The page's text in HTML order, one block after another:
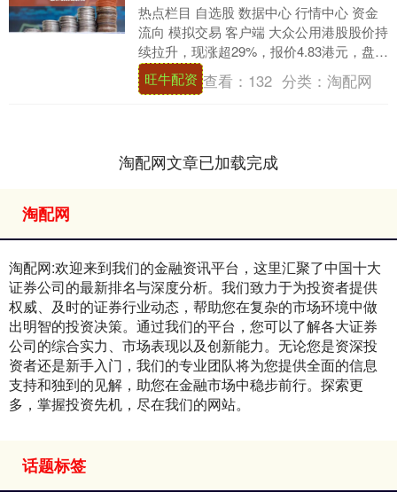
热点栏目 自选股 数据中心 行情中心 资金
流向 模拟交易 客户端 大众公用港股股价持
续拉升，现涨超29%，报价4.83港元，盘中
最高见4.86港元，创历史新高。....
旺牛配资 查看： 132 分类：淘配网
淘配网文章已加载完成
淘配网
淘配网:欢迎来到我们的金融资讯平台，这里汇聚了中国十大
证券公司的最新排名与深度分析。我们致力于为投资者提供
权威、及时的证券行业动态，帮助您在复杂的市场环境中做
出明智的投资决策。通过我们的平台，您可以了解各大证券
公司的综合实力、市场表现以及创新能力。无论您是资深投
资者还是新手入门，我们的专业团队将为您提供全面的信息
支持和独到的见解，助您在金融市场中稳步前行。探索更
多，掌握投资先机，尽在我们的网站。
话题标签